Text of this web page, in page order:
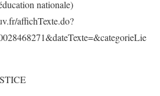
nationale)
affichTexte.do?